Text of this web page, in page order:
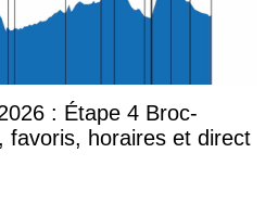
: Étape 4 Broc-
favoris, horaires et direct